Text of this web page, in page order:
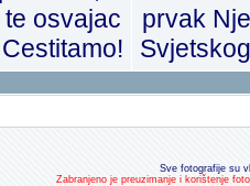
osvajac
prvak
Sve fotografije su
Zabranjeno je preuzimanje i korištenje